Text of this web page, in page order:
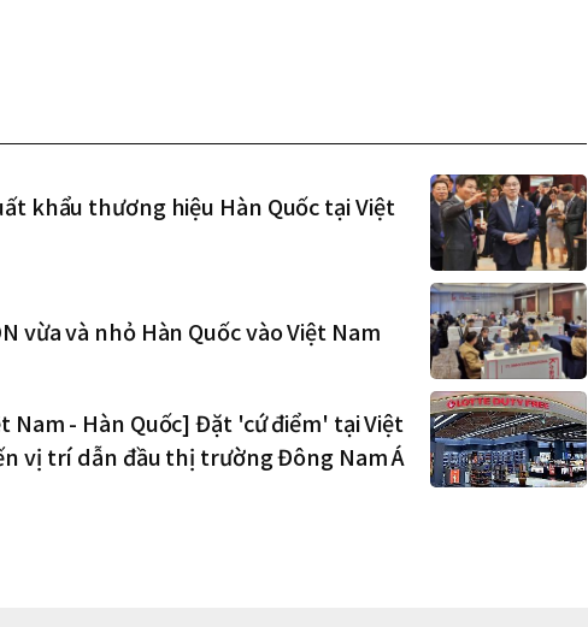
khẩu thương hiệu Hàn Quốc tại Việt
vừa và nhỏ Hàn Quốc vào Việt Nam
Nam - Hàn Quốc] Đặt 'cứ điểm' tại Việt
vị trí dẫn đầu thị trường Đông Nam Á